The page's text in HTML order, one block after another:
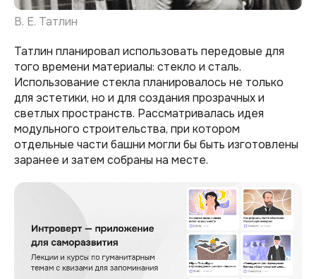
В. Е. Татлин
Татлин планировал использовать передовые для
того времени материалы: стекло и сталь.
Использование стекла планировалось не только
для эстетики, но и для создания прозрачных и
светлых пространств. Рассматривалась идея
модульного строительства, при котором
отдельные части башни могли бы быть изготовлены
заранее и затем собраны на месте.